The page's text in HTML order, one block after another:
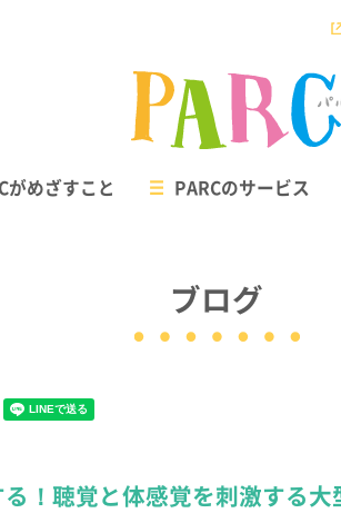
がめざすこと PARCのサービス
ルク ウィル パ
ブログ
！聴覚と体感覚を刺激する大